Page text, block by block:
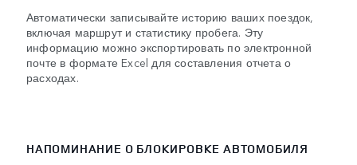
Автоматически записывайте историю ваших поездок,
включая маршрут и статистику пробега. Эту
информацию можно экспортировать по электронной
почте в формате Excel для составления отчета о
расходах.
НАПОМИНАНИЕ О БЛОКИРОВКЕ АВТОМОБИЛЯ